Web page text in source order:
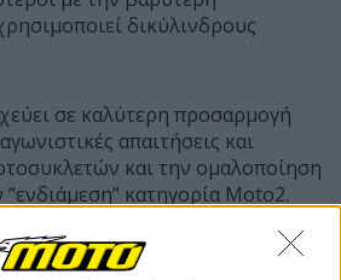
δικύλινδρους
σε καλύτερη προσαρμογή
απαιτήσεις και
και την ομαλοποίηση
κατηγορία Moto2.